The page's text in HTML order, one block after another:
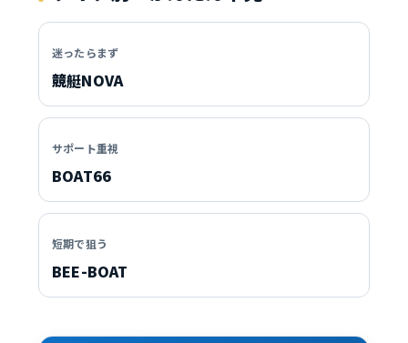
迷ったらまず
競艇NOVA
サポート重視
BOAT66
短期で狙う
BEE-BOAT